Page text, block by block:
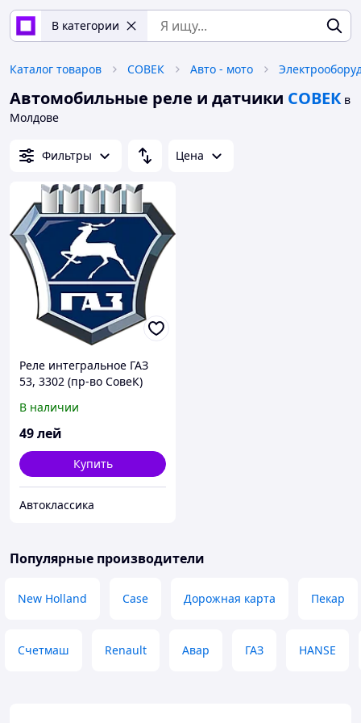
В категории
Каталог товаров СОВЕК Авто - мото
Автомобильные реле и датчики СОВЕК в
Молдове
Фильтры Цена
Реле интегральное ГАЗ
53, 3302 (пр-во СовеК)
В наличии
49лей
Купить
Автоклассика
Популярные производители
New Holland Case Дорожная карта Пекар
Счетмаш Renault Авар ГАЗ HANSE